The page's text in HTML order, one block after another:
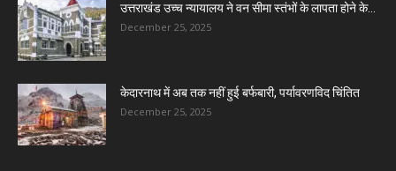
उत्तराखंड उच्च न्यायालय ने वन सीमा स्तंभों के लापता होने के...
December 25, 2025
केदारनाथ में अब तक नहीं हुई बर्फबारी, पर्यावरणविद चिंतित
December 25, 2025